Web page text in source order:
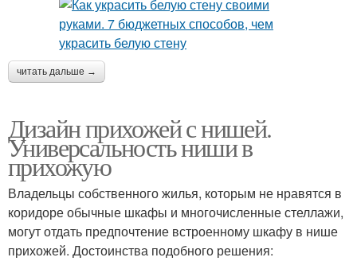
читать дальше →
Дизайн прихожей с нишей.
Универсальность ниши в
прихожую
Владельцы собственного жилья, которым не нравятся в
коридоре обычные шкафы и многочисленные стеллажи,
могут отдать предпочтение встроенному шкафу в нише
прихожей. Достоинства подобного решения: